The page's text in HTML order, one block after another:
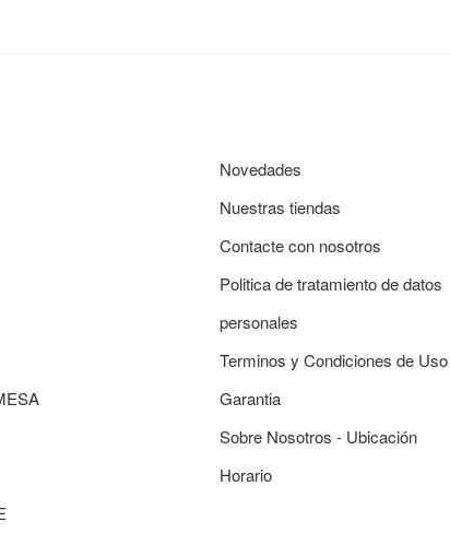
Novedades
Nuestras tiendas
Contacte con nosotros
Politica de tratamiento de datos
personales
Terminos y Condiciones de Uso
Garantia
Sobre Nosotros - Ubicación
Horario